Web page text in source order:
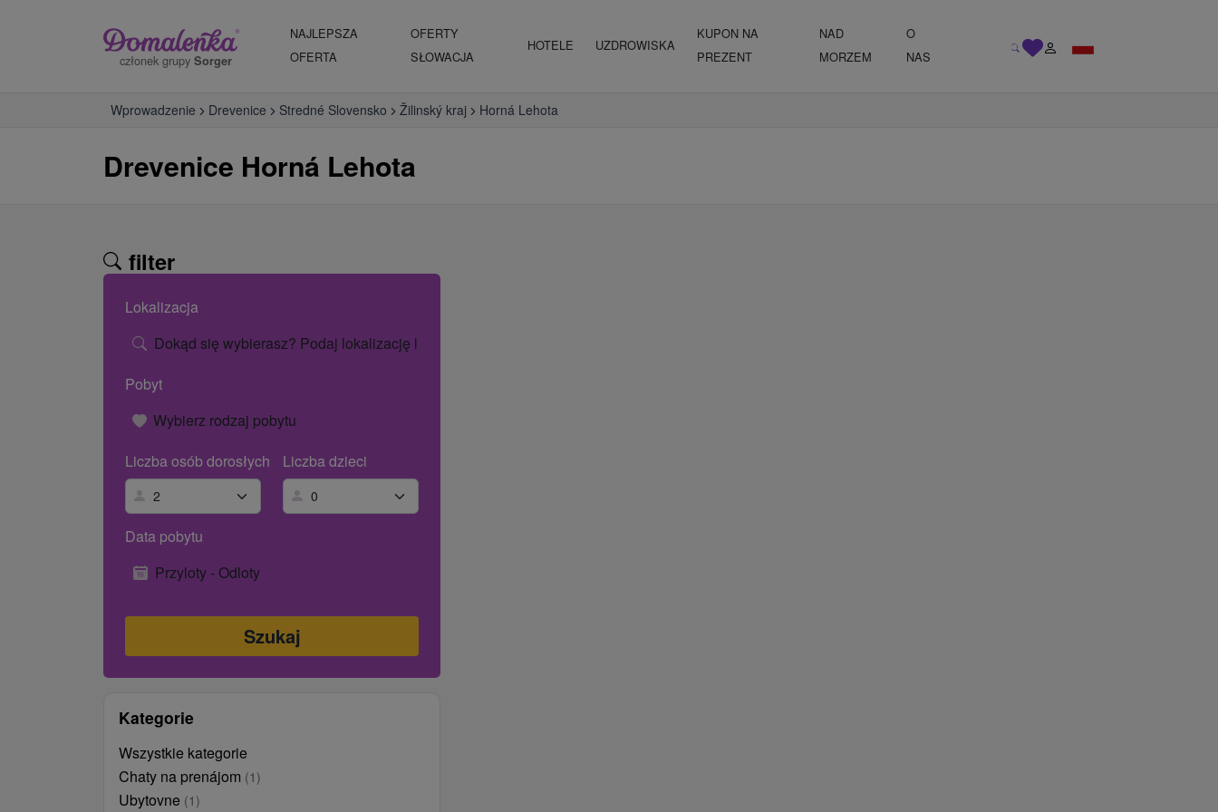
członek grupy Sorger
NAJLEPSZA
OFERTA
OFERTY
SŁOWACJA
HOTELE UZDROWISKA
KUPON NA
PREZENT
NAD
MORZEM
O
NAS
Wprowadzenie Drevenice Stredné Slovensko Žilinský kraj Horná Lehota
Drevenice Horná Lehota
filter
Lokalizacja
Dokąd się wybierasz? Podaj lokalizację lub nazwę hotelu.
Pobyt
Wybierz rodzaj pobytu
Liczba osób dorosłych
Liczba dzieci
Data pobytu
Przyloty - Odloty
Kategorie
Wszystkie kategorie
Chaty na prenájom (1)
Ubytovne (1)